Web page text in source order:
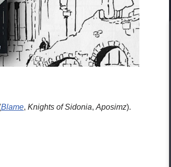
Blame, Knights of Sidonia, Aposimz).